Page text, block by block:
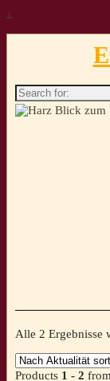
↓
Search
for:
Alle 2 Ergebnisse
Products 1 - 2 from